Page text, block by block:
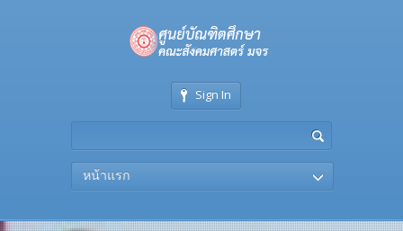
Sign In
หน้าแรก